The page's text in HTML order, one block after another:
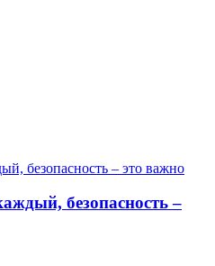
безопасность –